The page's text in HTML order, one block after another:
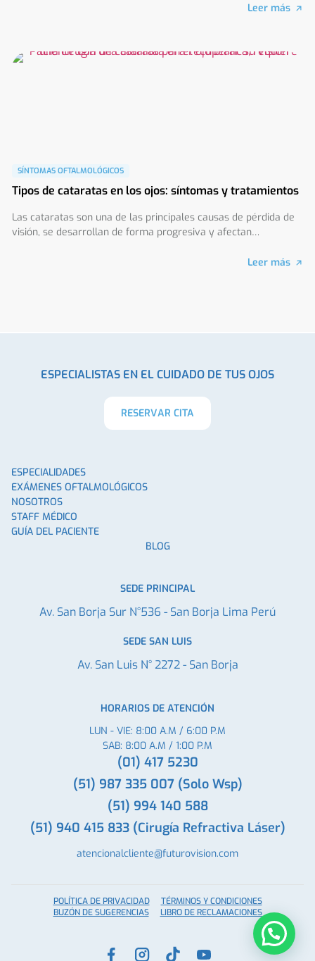
Leer más
SÍNTOMAS OFTALMOLÓGICOS
Tipos de cataratas en los ojos: síntomas y tratamientos
Las cataratas son una de las principales causas de pérdida de
visión, se desarrollan de forma progresiva y afectan
Leer más
ESPECIALISTAS EN EL CUIDADO DE TUS OJOS
RESERVAR CITA
ESPECIALIDADES
EXÁMENES OFTALMOLÓGICOS
NOSOTROS
STAFF MÉDICO
GUÍA DEL PACIENTE
BLOG
SEDE PRINCIPAL
Av. San Borja Sur N°536 - San Borja Lima Perú
SEDE SAN LUIS
Av. San Luis N° 2272 - San Borja
HORARIOS DE ATENCIÓN
LUN - VIE: 8:00 A.M / 6:00 P.M
SAB: 8:00 A.M / 1:00 P.M
(01) 417 5230
(51) 987 335 007 (Solo Wsp)
(51) 994 140 588
(51) 940 415 833 (Cirugía Refractiva Láser)
atencionalcliente@futurovision.com
POLÍTICA DE PRIVACIDAD
TÉRMINOS Y CONDICIONES
BUZÓN DE SUGERENCIAS
LIBRO DE RECLAMACIONES